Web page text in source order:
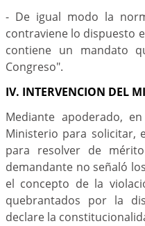
- De igual modo la
contraviene lo dispuesto
contiene un mandato
Congreso".
IV. INTERVENCION DEL
Mediante apoderado,
Ministerio para solicitar,
para resolver de
demandante no señaló
el concepto de la
quebrantados por la
declare la